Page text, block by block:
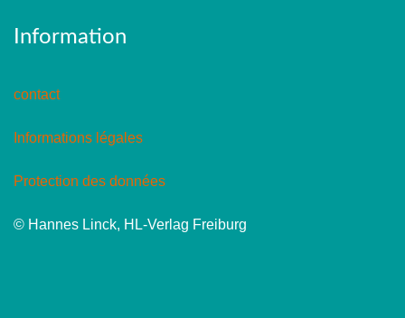
Information
contact
Informations légales
Protection des données
© Hannes Linck, HL-Verlag Freiburg